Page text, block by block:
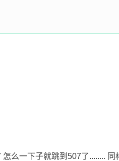
么一下子就跳到507了........ 同